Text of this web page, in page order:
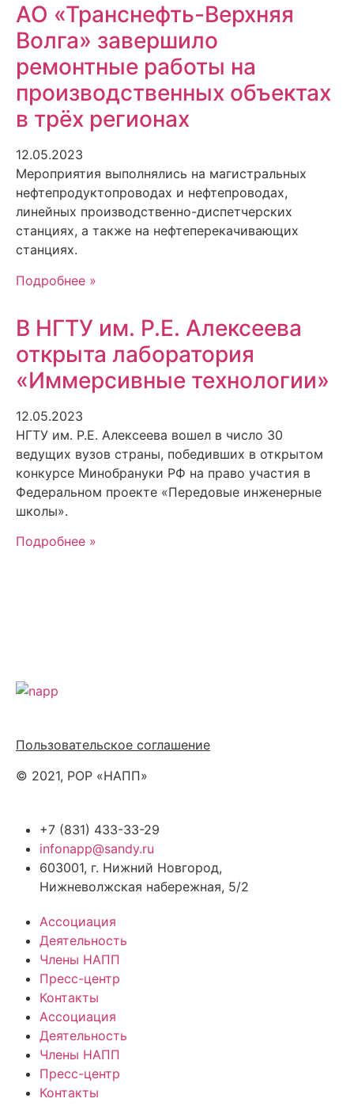
АО «Транснефть-Верхняя
Волга» завершило
ремонтные работы на
производственных объектах
в трёх регионах
12.05.2023
Мероприятия выполнялись на магистральных
нефтепродуктопроводах и нефтепроводах,
линейных производственно-диспетчерских
станциях, а также на нефтеперекачивающих
станциях.
Подробнее »
В НГТУ им. Р.Е. Алексеева
открыта лаборатория
«Иммерсивные технологии»
12.05.2023
НГТУ им. Р.Е. Алексеева вошел в число 30
ведущих вузов страны, победивших в открытом
конкурсе Минобрануки РФ на право участия в
Федеральном проекте «Передовые инженерные
школы».
Подробнее »
Пользовательское соглашение
© 2021, РОР «НАПП»
+7 (831) 433-33-29
infonapp@sandy.ru
603001, г. Нижний Новгород,
Нижневолжская набережная, 5/2
Ассоциация
Деятельность
Члены НАПП
Пресс-центр
Контакты
Ассоциация
Деятельность
Члены НАПП
Пресс-центр
Контакты